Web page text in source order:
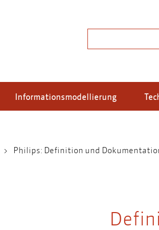
Informationsmodellierung
Philips: Definition und